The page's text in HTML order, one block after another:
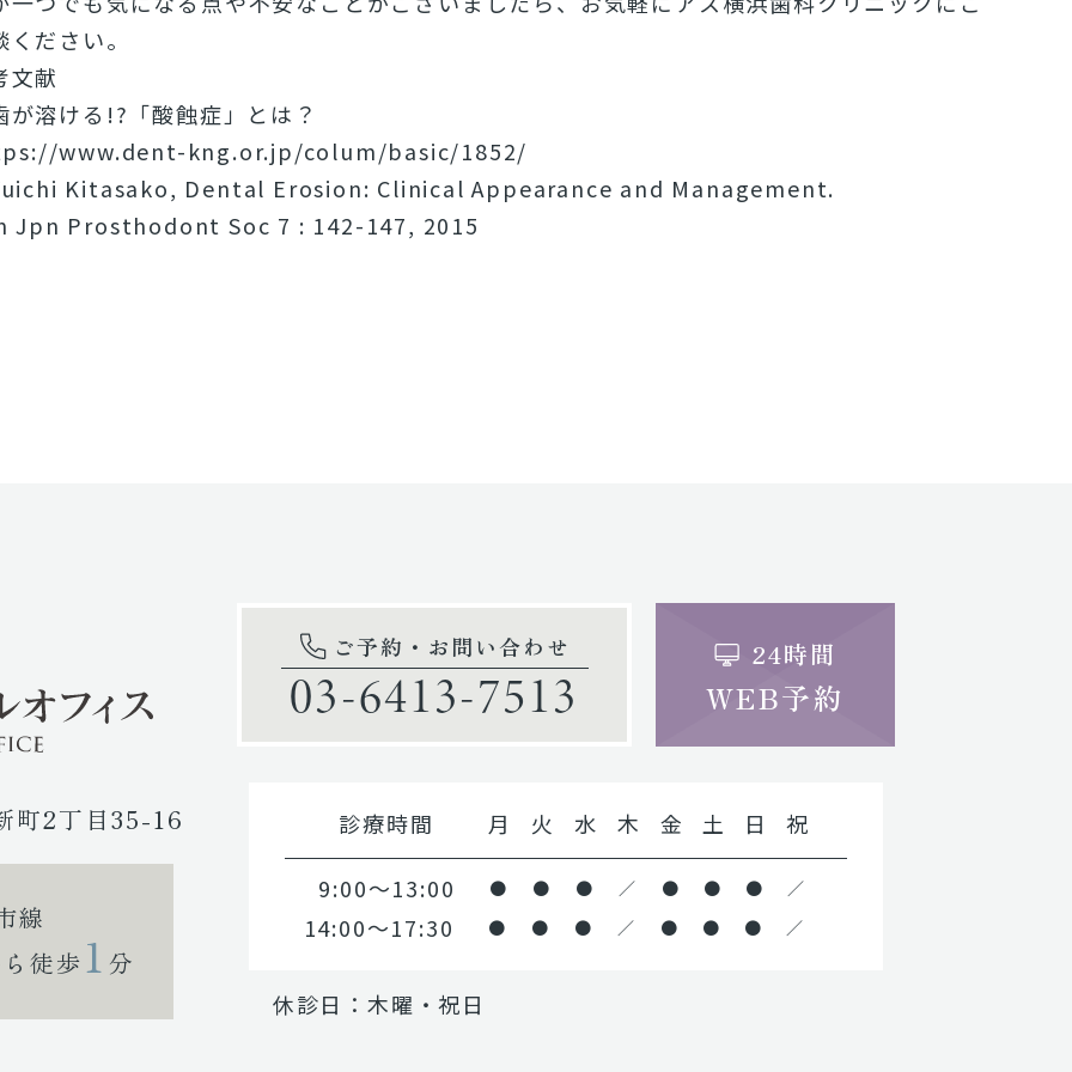
ください。
文献
が溶ける!?「酸蝕症」とは？
www.dent-kng.or.jp/colum/basic/1852/
Kitasako, Dental Erosion: Clinical Appearance and Management.
Jpn Prosthodont Soc 7 : 142-147, 2015
町2丁目35-16
線
徒歩 1 分
ご予約・お問い合わせ
03-6413-7513
24時間
WEB予約
診療時間 月 火 水 木 金 土 日 祝
9:00～13:00 ● ● ● ／ ● ● ● ／
14:00～17:30 ● ● ● ／ ● ● ● ／
休診日：木曜・祝日